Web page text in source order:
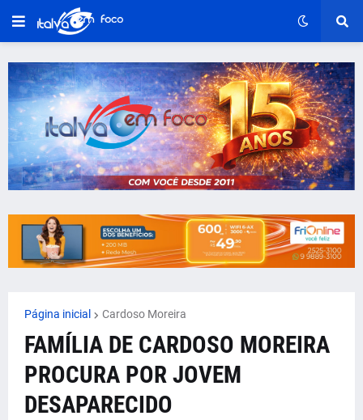
Página inicial Cardoso Moreira
FAMÍLIA DE CARDOSO MOREIRA
PROCURA POR JOVEM
DESAPARECIDO